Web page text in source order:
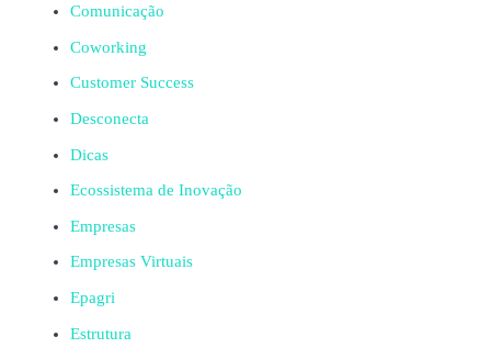
Comunicação
Coworking
Customer Success
Desconecta
Dicas
Ecossistema de Inovação
Empresas
Empresas Virtuais
Epagri
Estrutura